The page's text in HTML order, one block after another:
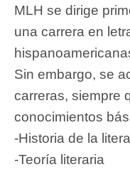
MLH se dirige
una carrera en
Sin embargo, se
carreras, siempre
conocimientos
-Historia de la
-Teoría literaria